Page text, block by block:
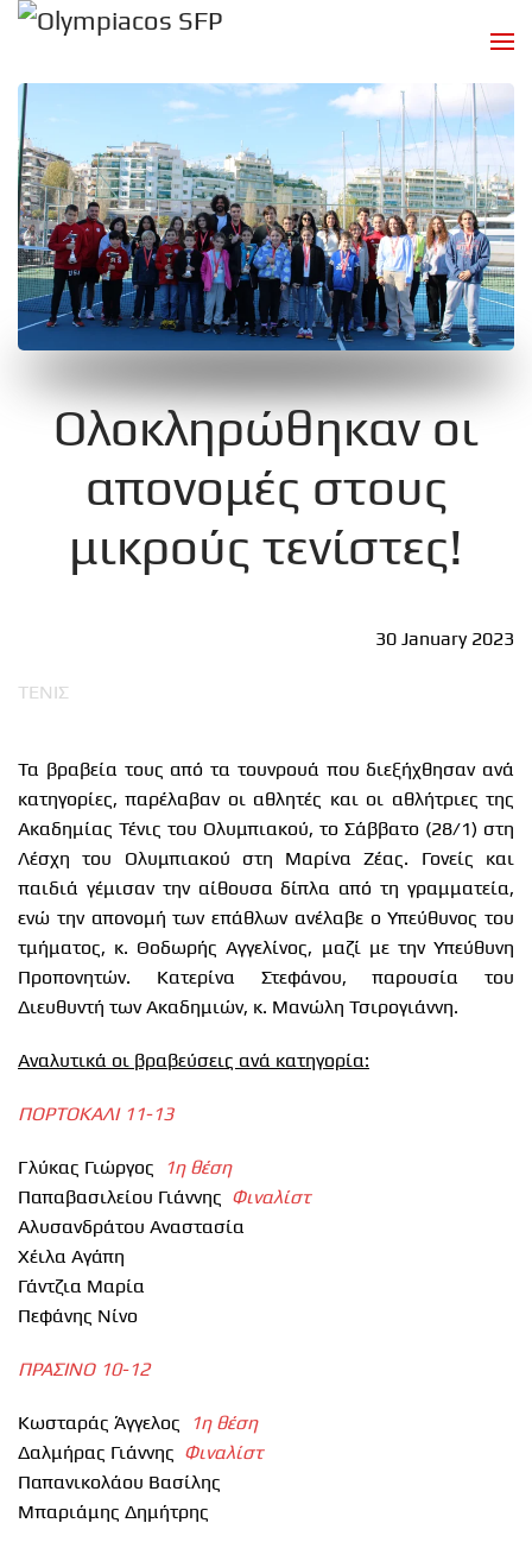
Ολοκληρώθηκαν οι
απονομές στους
μικρούς τενίστες!
30 January 2023
ΤΕΝΙΣ
Τα βραβεία τους από τα τουνρουά που διεξήχθησαν ανά
κατηγορίες, παρέλαβαν οι αθλητές και οι αθλήτριες της
Ακαδημίας Τένις του Ολυμπιακού, το Σάββατο (28/1) στη
Λέσχη του Ολυμπιακού στη Μαρίνα Ζέας. Γονείς και
παιδιά γέμισαν την αίθουσα δίπλα από τη γραμματεία,
ενώ την απονομή των επάθλων ανέλαβε ο Υπεύθυνος του
τμήματος, κ. Θοδωρής Αγγελίνος, μαζί με την Υπεύθυνη
Προπονητών. Κατερίνα Στεφάνου, παρουσία του
Διευθυντή των Ακαδημιών, κ. Μανώλη Τσιρογιάννη.
Αναλυτικά οι βραβεύσεις ανά κατηγορία:
ΠΟΡΤΟΚΑΛΙ 11-13
Γλύκας Γιώργος
1η θέση
Παπαβασιλείου Γιάννης Φιναλίστ
Αλυσανδράτου Αναστασία
Χέιλα Αγάπη
Γάντζια Μαρία
Πεφάνης Νίνο
ΠΡΑΣΙΝΟ 10-12
Κωσταράς Άγγελος
1η θέση
Δαλμήρας Γιάννης Φιναλίστ
Παπανικολάου Βασίλης
Μπαριάμης Δημήτρης